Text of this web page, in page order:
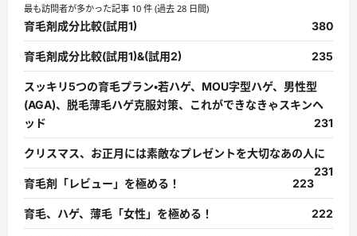
最も訪問者が多かった記事 10 件 (過去 28 日間)
育毛剤成分比較(試用1) 380
育毛剤成分比較(試用1)&(試用2) 235
スッキリ5つの育毛プラン・若ハゲ、MOU字型ハゲ、男性型
(AGA)、脱毛薄毛ハゲ克服対策、これができなきゃスキンヘ
ッド
231
クリスマス、お正月には素敵なプレゼントを大切なあの人に
231
育毛剤「レビュー」を極める！
223
育毛、ハゲ、薄毛「女性」を極める！ 222